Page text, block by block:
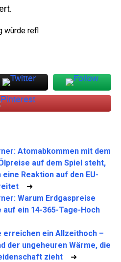
würde refl
Atomabkommen mit dem
auf dem Spiel steht,
Reaktion auf den EU-
➜
Warum Erdgaspreise
ein 14-365-Tage-Hoch
erreichen ein Allzeithoch –
der ungeheuren Wärme, die
zieht ➜